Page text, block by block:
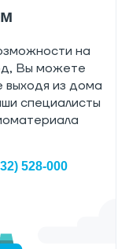
на
Вы можете
выходя из дома
специалисты
528-000